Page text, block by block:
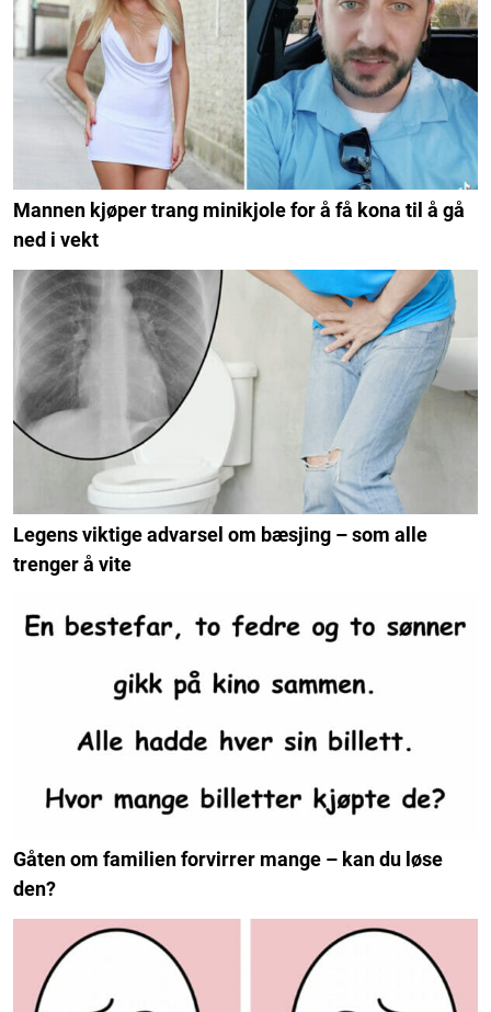
Mannen kjøper trang minikjole for å få kona til å gå
ned i vekt
Legens viktige advarsel om bæsjing – som alle
trenger å vite
Gåten om familien forvirrer mange – kan du løse
den?